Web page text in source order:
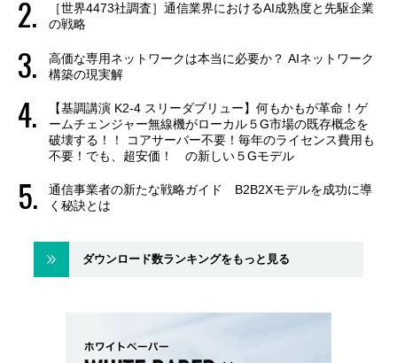
［世界4473社調査］通信業界におけるAI成熟度と先駆企業
の戦略
高価な専用ネットワークは本当に必要か？ AIネットワーク
構築の現実解
【基調講演 K2-4 スリーダブリュー】何もかもが革命！ゲ
ームチェンジャー無線機がローカル５G市場の既存概念を
破壊する！！ コアサーバー不要！毎年のライセンス費用も
不要！でも、超安価！ の新しい５Gモデル
通信事業者の新たな戦略ガイド B2B2Xモデルを成功に導
く秘訣とは
ダウンロード数ランキングをもっと見る